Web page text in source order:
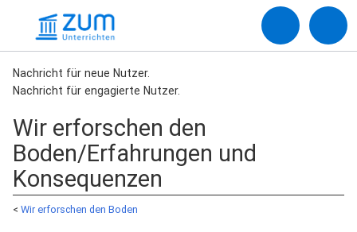
Nachricht für neue Nutzer.
Nachricht für engagierte Nutzer.
Wir erforschen den
Boden/Erfahrungen und
Konsequenzen
< Wir erforschen den Boden